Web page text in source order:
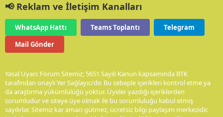
📢 Reklam ve İletişim Kanalları
WhatsApp Hattı Teams Toplantı
Telegram
Mail Gönder
Yasal Uyarı: Forum Sitemiz; 5651 Sayılı Kanun kapsamında BTK
tarafından onaylı Yer Sağlayıcı'dır. Bu sebeple içerikleri kontrol etme ya
da araştırma yükümlülüğü yoktur. Üyeler yazdığı içeriklerden
sorumludur ve siteye üye olmak ile bu sorumluluğu kabul etmiş
sayılırlar. Sitemiz kar amacı gütmez, ücretsiz bilgi paylaşım merkezidir.